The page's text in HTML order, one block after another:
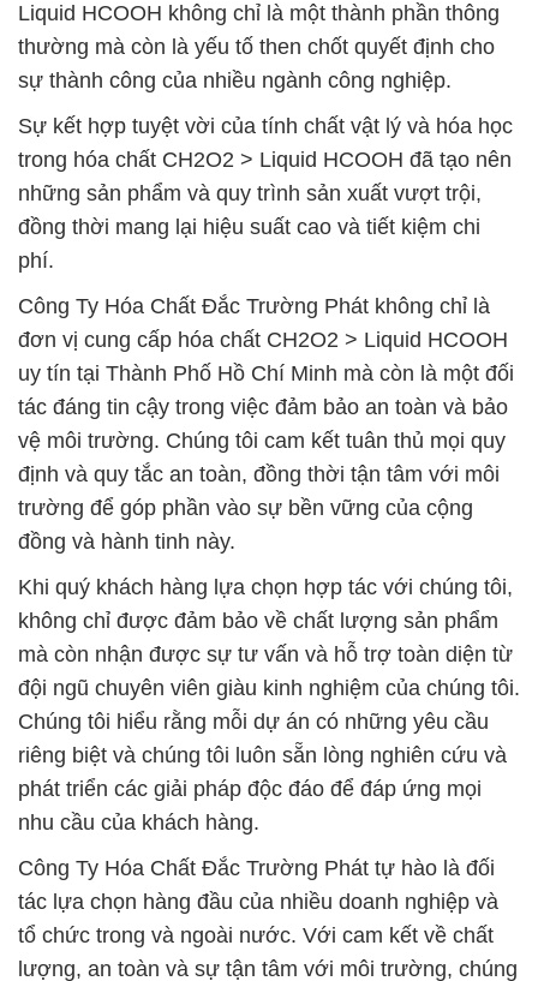
Liquid HCOOH không chỉ là một thành phần thông
thường mà còn là yếu tố then chốt quyết định cho
sự thành công của nhiều ngành công nghiệp.
Sự kết hợp tuyệt vời của tính chất vật lý và hóa học
trong hóa chất CH2O2 > Liquid HCOOH đã tạo nên
những sản phẩm và quy trình sản xuất vượt trội,
đồng thời mang lại hiệu suất cao và tiết kiệm chi
phí.
Công Ty Hóa Chất Đắc Trường Phát không chỉ là
đơn vị cung cấp hóa chất CH2O2 > Liquid HCOOH
uy tín tại Thành Phố Hồ Chí Minh mà còn là một đối
tác đáng tin cậy trong việc đảm bảo an toàn và bảo
vệ môi trường. Chúng tôi cam kết tuân thủ mọi quy
định và quy tắc an toàn, đồng thời tận tâm với môi
trường để góp phần vào sự bền vững của cộng
đồng và hành tinh này.
Khi quý khách hàng lựa chọn hợp tác với chúng tôi,
không chỉ được đảm bảo về chất lượng sản phẩm
mà còn nhận được sự tư vấn và hỗ trợ toàn diện từ
đội ngũ chuyên viên giàu kinh nghiệm của chúng tôi.
Chúng tôi hiểu rằng mỗi dự án có những yêu cầu
riêng biệt và chúng tôi luôn sẵn lòng nghiên cứu và
phát triển các giải pháp độc đáo để đáp ứng mọi
nhu cầu của khách hàng.
Công Ty Hóa Chất Đắc Trường Phát tự hào là đối
tác lựa chọn hàng đầu của nhiều doanh nghiệp và
tổ chức trong và ngoài nước. Với cam kết về chất
lượng, an toàn và sự tận tâm với môi trường, chúng